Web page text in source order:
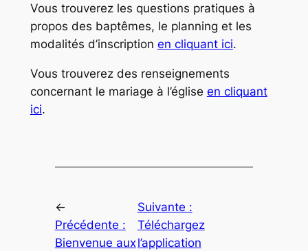
Vous trouverez les questions pratiques à
propos des baptêmes, le planning et les
modalités d’inscription en cliquant ici.
Vous trouverez des renseignements
concernant le mariage à l’église en cliquant
ici.
←
Précédente :
Bienvenue aux
Suivante :
Téléchargez
l’application